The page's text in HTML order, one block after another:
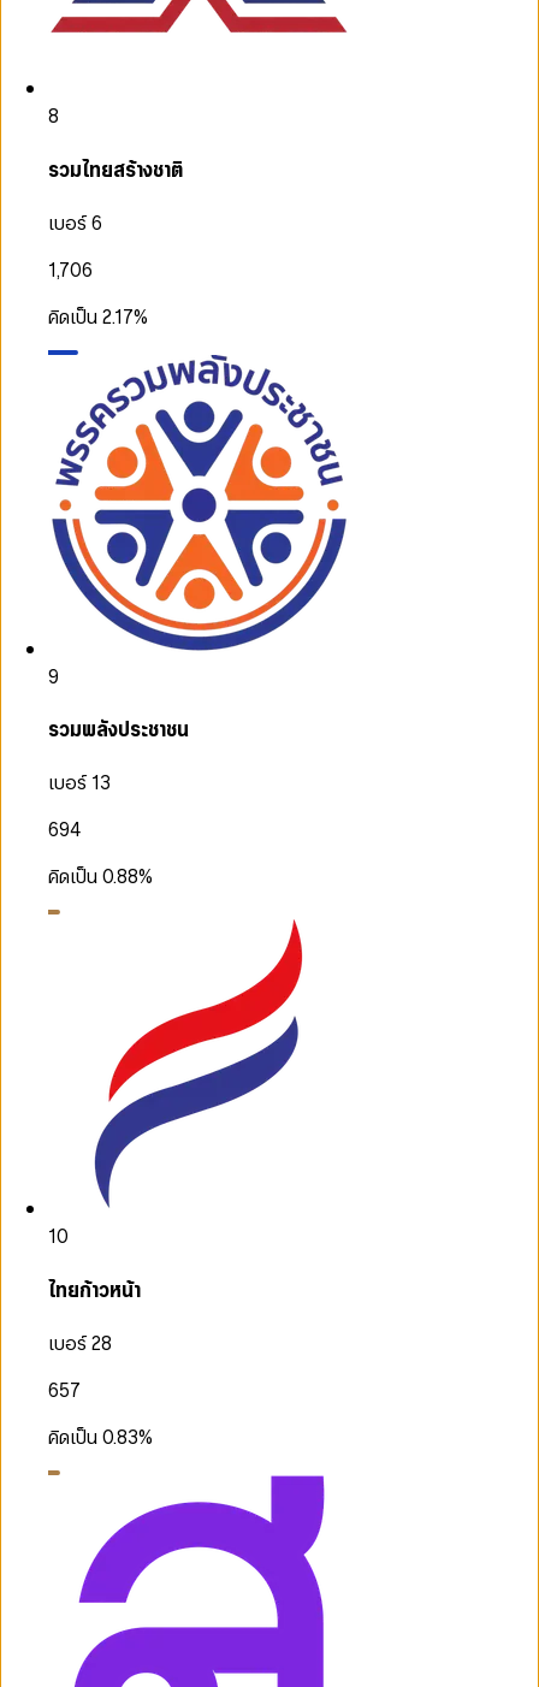
8
รวมไทยสร้างชาติ
เบอร์ 6
1,706
คิดเป็น2.17%
9
รวมพลังประชาชน
เบอร์ 13
694
คิดเป็น0.88%
10
ไทยก้าวหน้า
เบอร์ 28
657
คิดเป็น0.83%